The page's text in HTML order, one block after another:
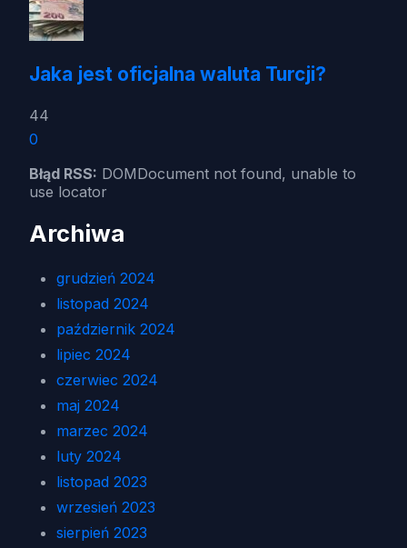
Jaka jest oficjalna waluta Turcji?
44
0
Błąd RSS: DOMDocument not found, unable to
use locator
Archiwa
grudzień 2024
listopad 2024
październik 2024
lipiec 2024
czerwiec 2024
maj 2024
marzec 2024
luty 2024
listopad 2023
wrzesień 2023
sierpień 2023